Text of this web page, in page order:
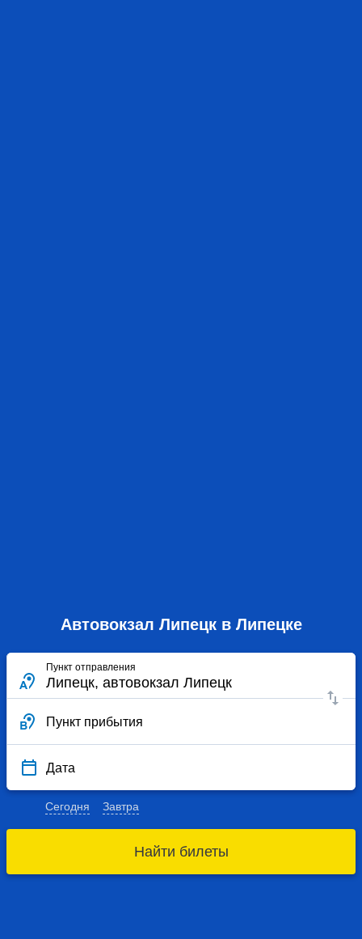
Автовокзал Липецк в Липецке
Пункт отправления
Пункт прибытия
Дата
Сегодня Завтра
Найти билеты